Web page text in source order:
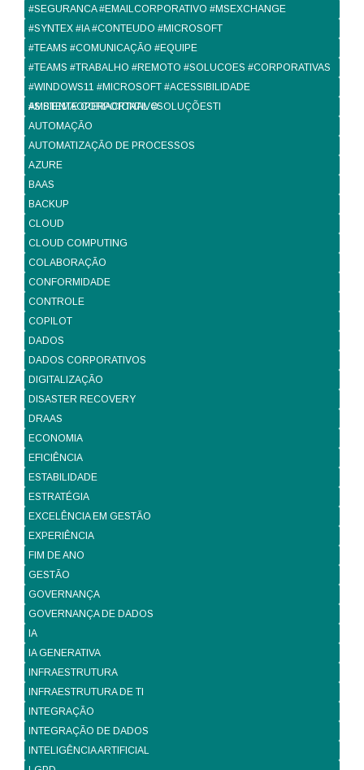
#SEGURANCA #EMAILCORPORATIVO #MSEXCHANGE
#SYNTEX #IA #CONTEUDO #MICROSOFT
#TEAMS #COMUNICAÇÃO #EQUIPE
#TEAMS #TRABALHO #REMOTO #SOLUCOES #CORPORATIVAS
#WINDOWS11 #MICROSOFT #ACESSIBILIDADE
#SISTEMAOPERACIONAL #SOLUÇÕESTI
AMBIENTE CORPORTATIVO
AUTOMAÇÃO
AUTOMATIZAÇÃO DE PROCESSOS
AZURE
BAAS
BACKUP
CLOUD
CLOUD COMPUTING
COLABORAÇÃO
CONFORMIDADE
CONTROLE
COPILOT
DADOS
DADOS CORPORATIVOS
DIGITALIZAÇÃO
DISASTER RECOVERY
DRAAS
ECONOMIA
EFICIÊNCIA
ESTABILIDADE
ESTRATÉGIA
EXCELÊNCIA EM GESTÃO
EXPERIÊNCIA
FIM DE ANO
GESTÃO
GOVERNANÇA
GOVERNANÇA DE DADOS
IA
IA GENERATIVA
INFRAESTRUTURA
INFRAESTRUTURA DE TI
INTEGRAÇÃO
INTEGRAÇÃO DE DADOS
INTELIGÊNCIA ARTIFICIAL